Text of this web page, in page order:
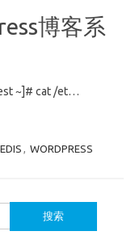
博客系
~]# cat /et…
, WORDPRESS